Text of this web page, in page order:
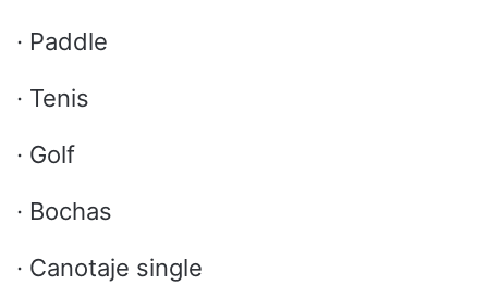
· Paddle
· Tenis
· Golf
· Bochas
· Canotaje single